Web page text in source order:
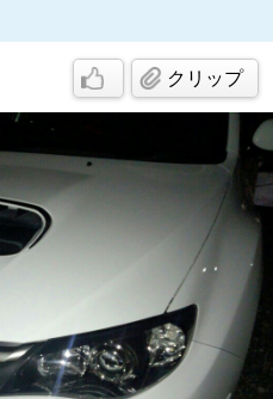
クリップ